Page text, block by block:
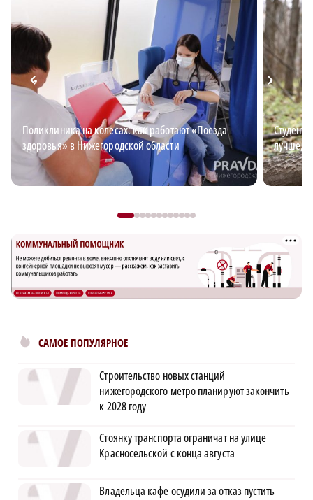
Поликлиника на колесах: как работают «Поезда
здоровья» в Нижегородской области
лучше,
САМОЕ ПОПУЛЯРНОЕ
Строительство новых станций
нижегородского метро планируют закончить
к 2028 году
Стоянку транспорта ограничат на улице
Красносельской с конца августа
Владельца кафе осудили за отказ пустить